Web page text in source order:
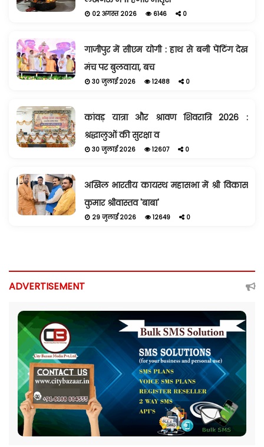
02 अगस्त 2026 6146 0
गाजीपुर में सीएम योगी : हाथ से बनी पेंटिंग देख
मंच पर बुलवाया, बच
30 जुलाई 2026 12488 0
कांवड़ यात्रा और श्रावण शिवरात्रि 2026 :
श्रद्धालुओं की सुरक्षा व
30 जुलाई 2026 12607 0
अखिल भारतीय कायस्थ महासभा में श्री विकास
कुमार श्रीवास्तव 'बाबा'
29 जुलाई 2026 12649 0
ADVERTISEMENT